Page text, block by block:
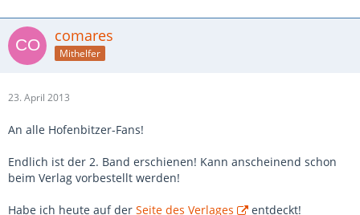
comares
Mithelfer
23. April 2013
An alle Hofenbitzer-Fans!
Endlich ist der 2. Band erschienen! Kann anscheinend schon
beim Verlag vorbestellt werden!
Habe ich heute auf der Seite des Verlages entdeckt!